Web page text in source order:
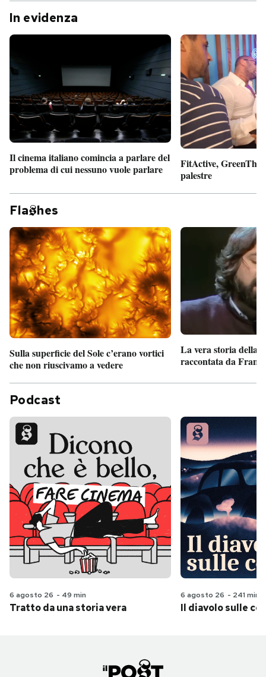
SHOP
AREA PERSONALE
Entra
In evidenza
Il cinema italiano comincia a parlare del
problema di cui nessuno vuole parlare
FitActive,
palestre
Fla hes
Sulla superficie del Sole c’erano vortici
che non riuscivamo a vedere
La vera storia della
raccontata da
Podcast
6 agosto 26 - 49 min
Tratto da una storia vera
6 agosto 26 - 241 min
Il diavolo sulle